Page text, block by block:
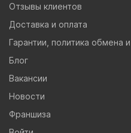
Отзывы клиентов
Доставка и оплата
Гарантии, политика обмена
Блог
Вакансии
Новости
Франшиза